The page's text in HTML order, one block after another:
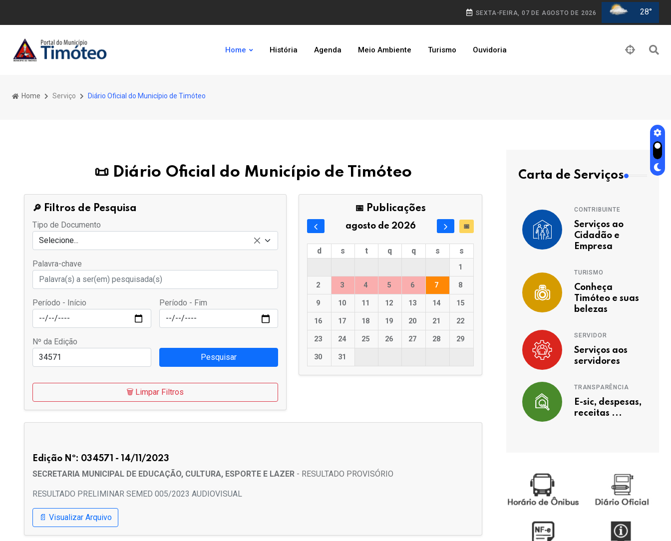
SEXTA-FEIRA, 07 DE AGOSTO DE 2026 28°
Home História Agenda Meio Ambiente Turismo Ouvidoria
Home Serviço Diário Oficial do Município de Timóteo
📜 Diário Oficial do Município de Timóteo
🔎 Filtros de Pesquisa
Tipo de Documento
Selecione...
Palavra-chave
Período - Início Período - Fim
Nº da Edição
Pesquisar
🗑️ Limpar Filtros
📅 Publicações
agosto de 2026 📅
d s t q q s s
1
2 3 4 5 6 7 8
9 10 11 12 13 14 15
16 17 18 19 20 21 22
23 24 25 26 27 28 29
30 31
Edição Nº: 034571 - 14/11/2023
SECRETARIA MUNICIPAL DE EDUCAÇÃO, CULTURA, ESPORTE E LAZER - RESULTADO PROVISÓRIO
RESULTADO PRELIMINAR SEMED 005/2023 AUDIOVISUAL
📄 Visualizar Arquivo
Carta de Serviços
CONTRIBUINTE
Serviços ao
Cidadão e
Empresa
TURISMO
Conheça
Timóteo e suas
belezas
SERVIDOR
Serviços aos
servidores
TRANSPARÊNCIA
E-sic, despesas,
receitas ...